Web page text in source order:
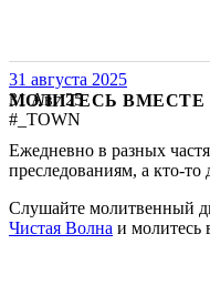
31 августа 2025
31 Авг 25
#_TOWN
МОЛИТЕСЬ
Ежедневно в разных
преследованиям, а кто-то
Слушайте молитвенный
Чистая Волна и молитесь